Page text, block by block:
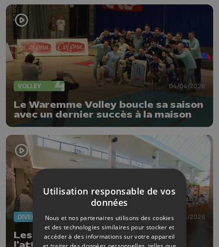
VOLLEY 04/04/2026
Le Waremme Volley boucle sa saison
avec un dernier succès à la maison
DIVERS 30/03/2026
Les Eco Days au centre de
Utilisation responsable de vos
données
Nous et nos partenaires utilisons des cookies
et des technologies similaires pour stocker et
accéder à des informations sur votre appareil